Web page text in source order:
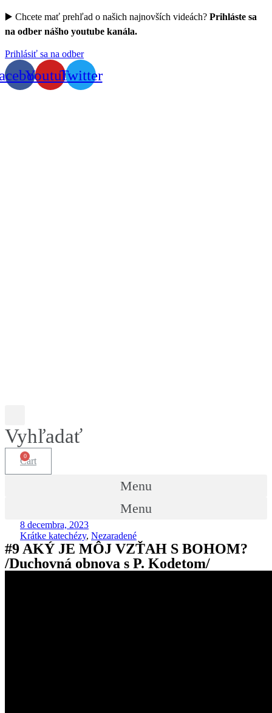
▶️ Chcete mať prehľad o našich najnovších videách? Prihláste sa
na odber nášho youtube kanála.
Prihlásiť sa na odber
YoutubeTwitter
Vyhľadať
Cart
Menu
Menu
8 decembra, 2023
Krátke katechézy, Nezaradené
#9 AKÝ JE MÔJ VZŤAH S BOHOM?
/Duchovná obnova s P. Kodetom/